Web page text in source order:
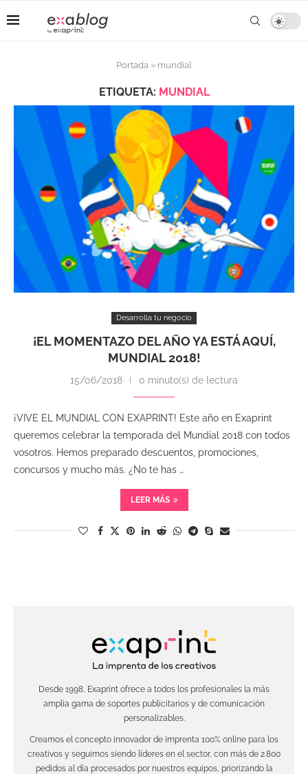
Portada » mundial
ETIQUETA: MUNDIAL
Desarrolla tu negocio
¡EL MOMENTAZO DEL AÑO YA ESTÁ AQUÍ,
MUNDIAL 2018!
15/06/2018 0 minuto(s) de lectura
¡VIVE EL MUNDIAL CON EXAPRINT! Este año en Exaprint
queremos celebrar la temporada del Mundial 2018 con todos
vosotros. Hemos preparado descuentos, promociones,
concursos y mucho más. ¿No te has …
LEER MÁS
Desde 1998, Exaprint ofrece a todos los profesionales la más
amplia gama de soportes publicitarios y de comunicación
personalizables.
Creamos el concepto innovador de imprenta 100% online para los
creativos y seguimos siendo líderes en el sector, con más de 2.800
pedidos al día procesados por nuestros equipos, priorizando la